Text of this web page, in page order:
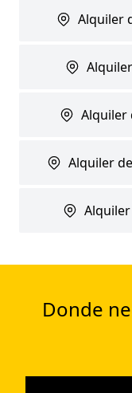
Alquiler
Alquiler
Alquiler
Donde